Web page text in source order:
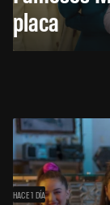
placa
HACE 1 DÍA